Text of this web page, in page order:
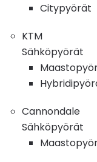
Citypyörät
KTM
Sähköpyörät
Cannondale
Sähköpyörät